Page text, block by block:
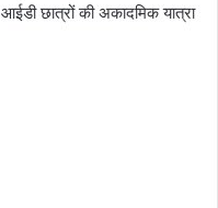
छात्रों की अकादमिक यात्रा